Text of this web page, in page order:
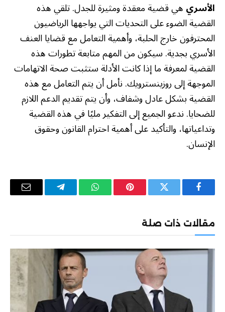
الأسريهي قضية معقدة ومثيرة للجدل. تلقي هذه
القضية الضوء على التحديات التي يواجهها الرياضيون
المحترفون خارج الحلبة، وأهمية التعامل مع قضايا العنف
الأسري بجدية. سيكون من المهم متابعة تطورات هذه
القضية لمعرفة ما إذا كانت الأدلة ستثبت صحة الاتهامات
الموجهة إلى روزينسترويك. نأمل أن يتم التعامل مع هذه
القضية بشكل عادل وشفاف، وأن يتم تقديم الدعم اللازم
للضحايا. ندعو الجميع إلى التفكير مليًا في هذه القضية
وتداعياتها، والتأكيد على أهمية احترام القانون وحقوق
الإنسان.
فيسبوك تويتر بينتيريستواتساب تيلقرام
البريد
مقالات ذات صلة